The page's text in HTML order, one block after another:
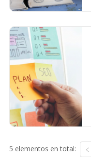
5 elementos en total: